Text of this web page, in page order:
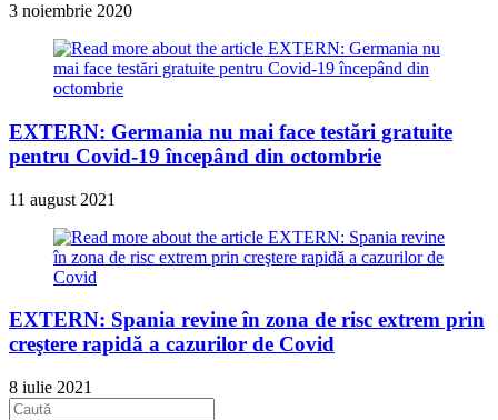
3 noiembrie 2020
EXTERN: Germania nu mai face testări gratuite
pentru Covid-19 începând din octombrie
11 august 2021
EXTERN: Spania revine în zona de risc extrem prin
creştere rapidă a cazurilor de Covid
8 iulie 2021